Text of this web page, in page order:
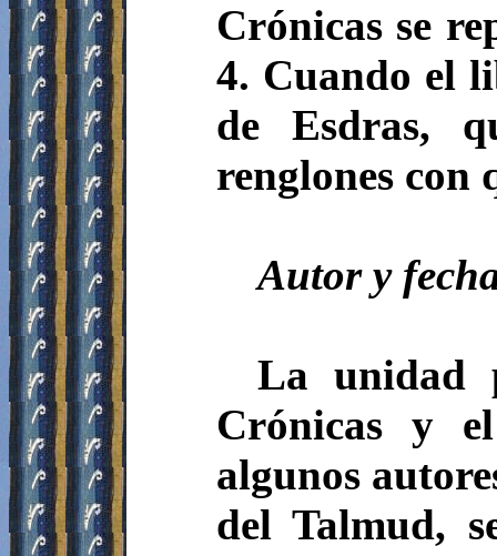
Crónicas se
4. Cuando el
de Esdras,
renglones con
Autor y
La unidad
Crónicas y
algunos
del Talmud,